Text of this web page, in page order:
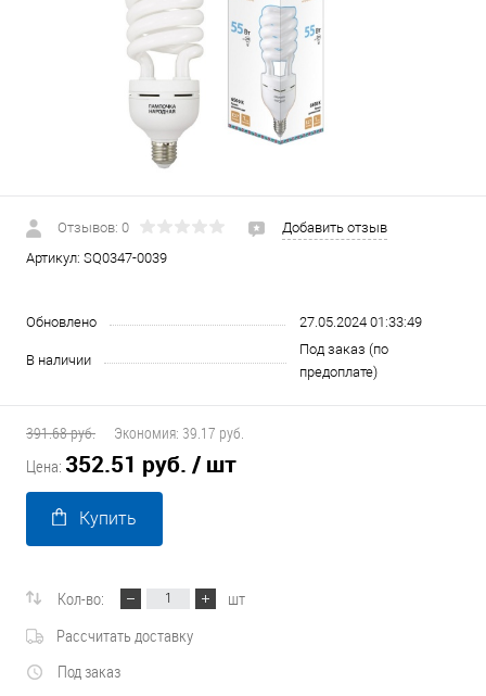
Отзывов: 0
Добавить отзыв
Артикул: SQ0347-0039
Обновлено 27.05.2024 01:33:49
В наличии
Под заказ (по
предоплате)
391.68 руб. Экономия: 39.17 руб.
Цена: 352.51 руб. / шт
Купить
Кол-во:
шт
Рассчитать доставку
Под заказ